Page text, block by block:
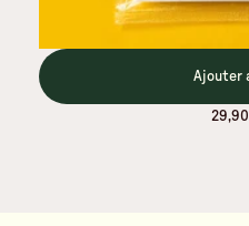
Ajouter